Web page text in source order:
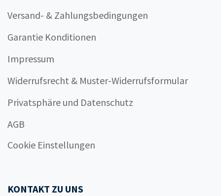
Versand- & Zahlungsbedingungen
Garantie Konditionen
Impressum
Widerrufsrecht & Muster-Widerrufsformular
Privatsphäre und Datenschutz
AGB
Cookie Einstellungen
KONTAKT ZU UNS